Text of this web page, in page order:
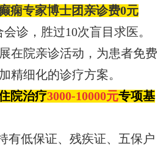
痫专家博士团亲诊费0元
诊，胜过10次盲目求医。
在院亲诊活动，为患者免费
精细化的诊疗方案。
院治疗3000-10000元专项基
有低保证、残疾证、五保户